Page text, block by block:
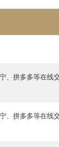
、拼多多等在线
、拼多多等在线